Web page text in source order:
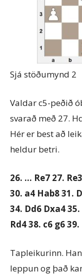
Sjá stöðumynd 2
Valdar c5-peðið
svarað með 27.
Hér er best að
heldur betri.
26. … Re7 27.
30. a4 Hab8 31.
34. Dd6 Dxa4
Rd4 38. c6 g6
Tapleikurinn.
leppun og það